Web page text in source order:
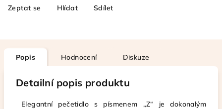
Zeptat se Hlídat Sdílet
Popis Hodnocení Diskuze
Detailní popis produktu
Elegantní pečetidlo s písmenem „Z“ je dokonalým